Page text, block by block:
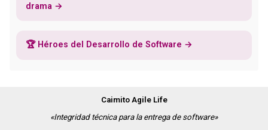
drama →
🏆 Héroes del Desarrollo de Software →
Caimito Agile Life
«Integridad técnica para la entrega de software»